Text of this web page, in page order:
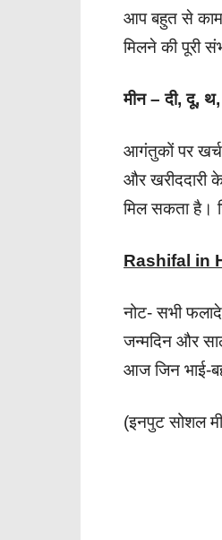
आप बहुत से
मिलने की पूरी
मीन – दी, दू,
आगंतुकों पर खर्च
और खरीददारी
मिल सकता है।
Rashifal in
नोट- सभी
जन्मदिन और
आज जिन भाई-
(इनपुट सोशल